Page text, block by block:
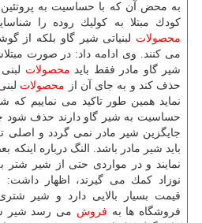
به محض آن كه با حساسیت به
كودك مبتلا به كولیك روده را
محصولات لبنیاتی شیر گاو بلكه از
می كنند. وی ادامه داد: در صورت
شیر گاو مادر فقط باید محصولات
حذف كند و به جای آن از محصولات
نماید همین طور تاكید می نماییم كه
باید شیر مادر باشد. النگ درباره
نمایند و در مواردی حتی از شیر شتر
نوزاد كمك می گیرند، اظهار داشت:
قیمت بسیار بالایی دارد و شیر
فروشگاه ها به فروش می رسد شیر